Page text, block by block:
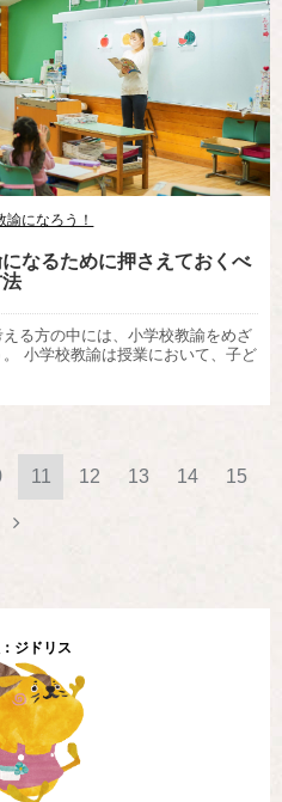
諭になろう！
なるために押さえておくべ
る方の中には、小学校教諭をめざ
小学校教諭は授業において、子ど
11 12 13 14 15
ジドリス